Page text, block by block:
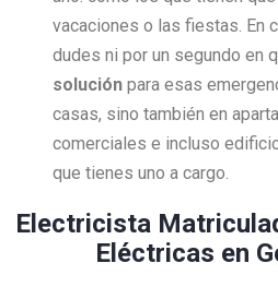
vacaciones o las fiestas. En
dudes ni por un segundo en
solución para esas
casas, sino también en
comerciales e incluso
que tienes uno a cargo.
Electricista
Eléctricas en